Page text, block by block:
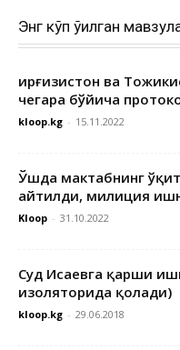
Энг кўп ўқилган
Қирғизистон ва
чегара бўйича
kloop.kg - 15.11.2022
Ўшда мактабнинг
айтилди, милиция
Kloop - 31.10.2022
Суд Исаевга қарши
изоляторида қолади)
kloop.kg - 29.06.2018